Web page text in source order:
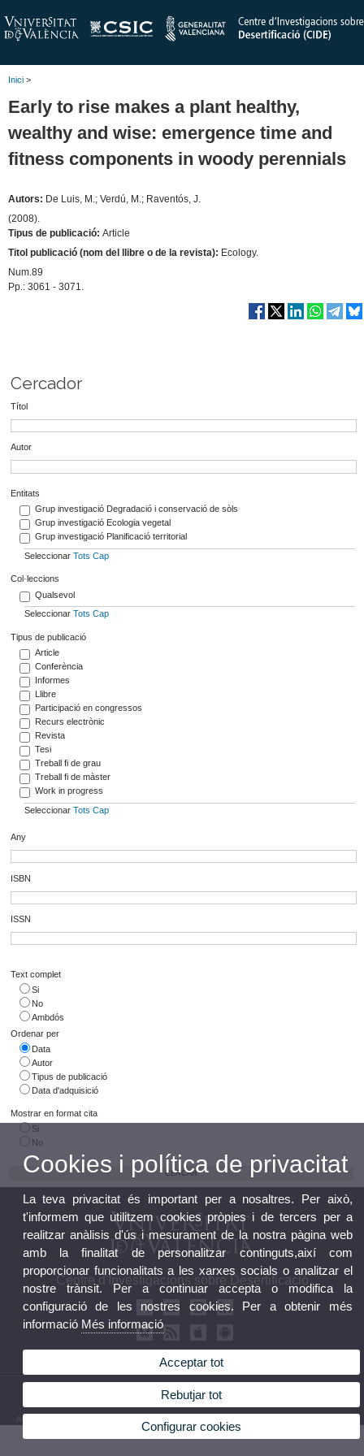
Inici >
Early to rise makes a plant healthy,
wealthy and wise: emergence time and
fitness components in woody perennials
Autors: De Luis, M.; Verdú, M.; Raventós, J.
(2008).
Tipus de publicació: Article
Titol publicació (nom del llibre o de la revista): Ecology.
Num.89
Pp.: 3061 - 3071.
Cercador
Títol
Autor
Entitats
Grup investigació Degradació i conservació de sòls
Grup investigació Ecologia vegetal
Grup investigació Planificació territorial
Seleccionar Tots Cap
Col·leccions
Qualsevol
Seleccionar Tots Cap
Tipus de publicació
Article
Conferència
Informes
Llibre
Participació en congressos
Recurs electrònic
Revista
Tesi
Treball fi de grau
Treball fi de màster
Work in progress
Seleccionar Tots Cap
Any
ISBN
ISSN
Text complet
Si
No
Ambdós
Ordenar per
Data
Autor
Tipus de publicació
Data d'adquisició
Mostrar en format cita
Si
No
Centre d'Investigacions sobre Desertificació
3424162
Avís legal
Cookies i política de privacitat
La teva privacitat és important per a nosaltres. Per això,
t'informem que utilitzem cookies pròpies i de tercers per a
realitzar anàlisis d'ús i mesurament de la nostra pàgina web
amb la finalitat de personalitzar continguts,així com
proporcionar funcionalitats a les xarxes socials o analitzar el
nostre trànsit. Per a continuar accepta o modifica la
configuració de les nostres cookies. Per a obtenir més
informació Més informació
Acceptar tot
Rebutjar tot
Configurar cookies